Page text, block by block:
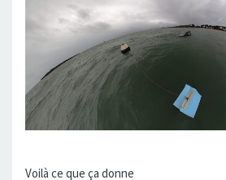
Voilà ce que ça donne